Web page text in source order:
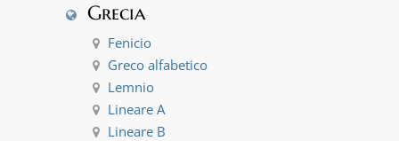
Grecia
Fenicio
Greco alfabetico
Lemnio
Lineare A
Lineare B